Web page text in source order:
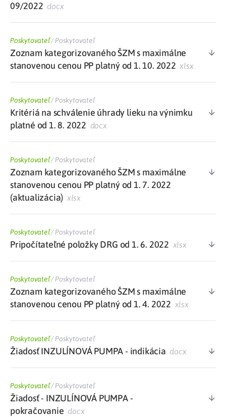
09/2022 docx
Poskytovateľ/Poskytovateľ
Zoznam kategorizovaného ŠZM s maximálne
stanovenou cenou PP platný od 1. 10. 2022 xlsx
Poskytovateľ/Poskytovateľ
Kritériá na schválenie úhrady lieku na výnimku
platné od 1. 8. 2022 docx
Poskytovateľ/Poskytovateľ
Zoznam kategorizovaného ŠZM s maximálne
stanovenou cenou PP platný od 1. 7. 2022
(aktualizácia) xlsx
Poskytovateľ/Poskytovateľ
Pripočítateľné položky DRG od 1. 6. 2022 xlsx
Poskytovateľ/Poskytovateľ
Zoznam kategorizovaného ŠZM s maximálne
stanovenou cenou PP platný od 1. 4. 2022 xlsx
Poskytovateľ/Poskytovateľ
Žiadosť INZULÍNOVÁ PUMPA - indikácia docx
Poskytovateľ/Poskytovateľ
Žiadosť - INZULÍNOVÁ PUMPA -
pokračovanie docx